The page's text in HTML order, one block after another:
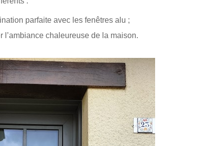
parfaite avec les fenêtres alu ;
l’ambiance chaleureuse de la maison.